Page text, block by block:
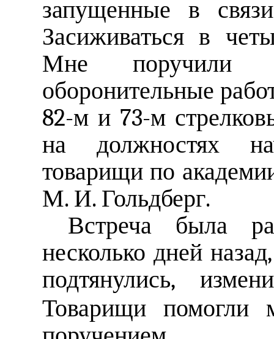
запущенные в
Засиживаться в
Мне поручили
оборонительные
82-м и 73-м
на должностях
товарищи по
М. И. Гольдберг.
Встреча была
несколько дней
подтянулись,
Товарищи помогли